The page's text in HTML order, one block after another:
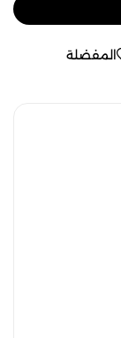
المفضلة